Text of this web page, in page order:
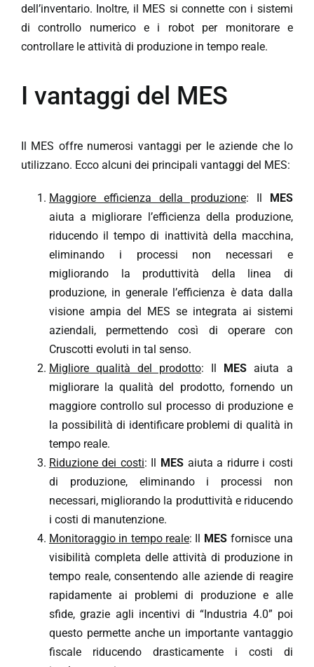
dell’inventario. Inoltre, il MES si connette con i sistemi
di controllo numerico e i robot per monitorare e
controllare le attività di produzione in tempo reale.
I vantaggi del MES
Il MES offre numerosi vantaggi per le aziende che lo
utilizzano. Ecco alcuni dei principali vantaggi del MES:
Maggiore efficienza della produzione: Il
MES
aiuta a migliorare l’efficienza della produzione,
riducendo il tempo di inattività della macchina,
eliminando i processi non necessari e
migliorando la produttività della linea di
produzione, in generale l’efficienza è data dalla
visione ampia del MES se integrata ai sistemi
aziendali, permettendo così di operare con
Cruscotti evoluti in tal senso.
Migliore qualità del prodotto: Il MESaiuta a
migliorare la qualità del prodotto, fornendo un
maggiore controllo sul processo di produzione e
la possibilità di identificare problemi di qualità in
tempo reale.
Riduzione dei costi: Il MESaiuta a ridurre i costi
di produzione, eliminando i processi non
necessari, migliorando la produttività e riducendo
i costi di manutenzione.
Monitoraggio in tempo reale: Il MESfornisce una
visibilità completa delle attività di produzione in
tempo reale, consentendo alle aziende di reagire
rapidamente ai problemi di produzione e alle
sfide, grazie agli incentivi di “Industria 4.0” poi
questo permette anche un importante vantaggio
fiscale riducendo drasticamente i costi di